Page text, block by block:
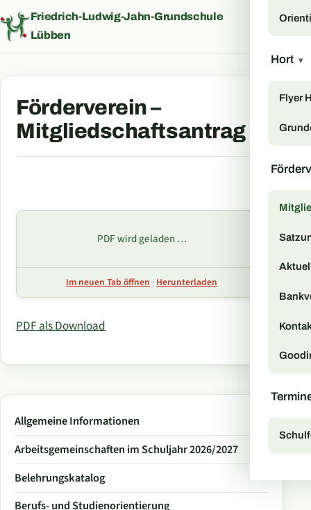
Friedrich-Ludwig-Jahn-Grundschule
Lübben
Hort ▾
Flyer
Förderverein –
Mitgliedschaftsantrag
PDF wird geladen …
Im neuen Tab öffnen · Herunterladen
PDF als Download
Allgemeine Informationen
Arbeitsgemeinschaften im Schuljahr 2026/2027
Belehrungskatalog
Berufs- und Studienorientierung